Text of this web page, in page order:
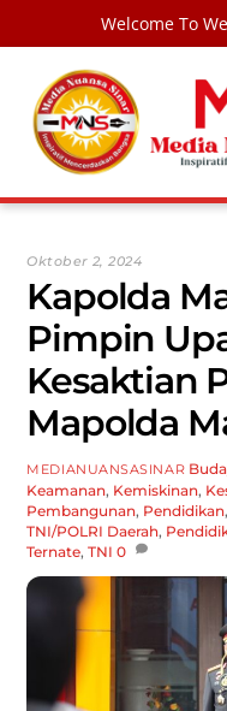
Welcome To
content
Oktober 2, 2024
Kapolda
Pimpin
Kesaktian
Mapolda
MEDIANUANSASINAR
Keamanan, Kemiskinan,
Pembangunan, Pendidikan,
TNI/POLRI Daerah,
Ternate,TNI 0